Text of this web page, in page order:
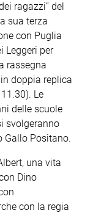
ragazzi” del
sua terza
con Puglia
Leggeri per
rassegna
doppia replica
Le
delle scuole
svolgeranno
Gallo Positano.
una vita
Dino
con la regia